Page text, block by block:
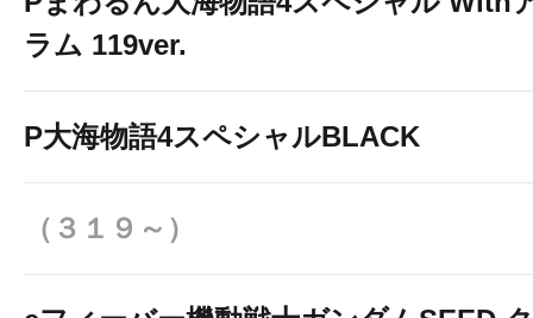
ラム 119ver.
P大海物語4スペシャルBLACK
（３１９～）